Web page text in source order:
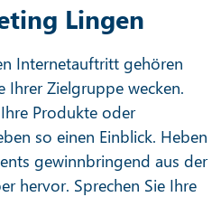
Lingen
Internetauftritt gehören
Ihrer Zielgruppe wecken.
Produkte oder
so einen Einblick. Heben
gewinnbringend aus der
hervor. Sprechen Sie Ihre